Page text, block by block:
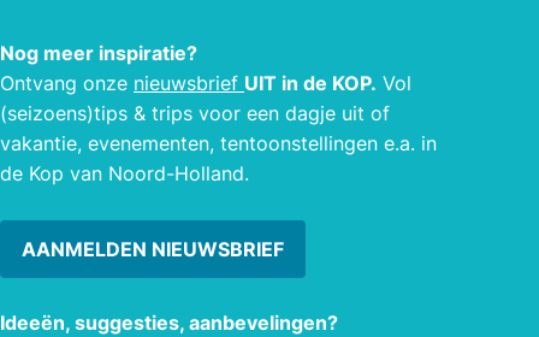
Nog meer inspiratie?
Ontvang onze nieuwsbrief UIT in de KOP. Vol
(seizoens)tips & trips voor een dagje uit of
vakantie, evenementen, tentoonstellingen e.a. in
de Kop van Noord-Holland.
AANMELDEN NIEUWSBRIEF
Ideeën, suggesties, aanbevelingen?